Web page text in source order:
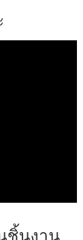
ชิ้นงาน